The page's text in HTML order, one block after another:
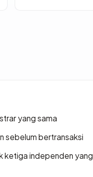
yang sama
sebelum bertransaksi
ketiga independen yang